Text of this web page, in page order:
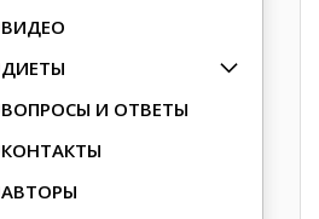
ВИДЕО
ДИЕТЫ
ВОПРОСЫ И ОТВЕТЫ
КОНТАКТЫ
АВТОРЫ